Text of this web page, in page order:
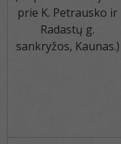
prie K. Petrausko ir
Radastų g.
sankryžos, Kaunas.)